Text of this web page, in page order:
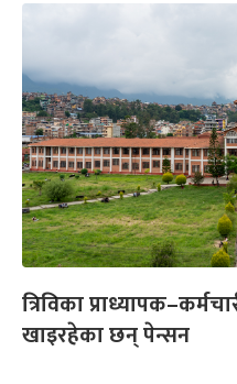
त्रिविका
खाइरहेका छन् पेन्सन